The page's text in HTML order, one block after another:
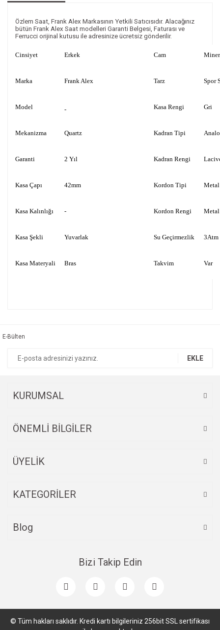
Özlem Saat, Frank Alex Markasının Yetkili Satıcısıdır. Alacağınız
bütün Frank Alex Saat modelleri Garanti Belgesi, Faturası ve
Ferrucci orijinal kutusu ile adresinize ücretsiz gönderilir.
Cinsiyet Erkek Cam
Marka Frank Alex Tarz Spor
Model - Kasa Rengi Gri
Mekanizma Quartz Kadran Tipi
Garanti 2 Yıl Kadran Rengi
Kasa Çapı 42mm Kordon Tipi Metal
Kasa Kalınlığı - Kordon Rengi Metal
Kasa Şekli Yuvarlak Su Geçirmezlik 3Atm
Kasa Materyali Bras Takvim Var
Ürün fiyatı diğer sitelerden daha pahalı.
E-Bülten
EKLE
KURUMSAL
ÖNEMLİ BİLGİLER
ÜYELİK
KATEGORİLER
Blog
Bizi Takip Edin
© Tüm hakları saklıdır. Kredi kartı bilgileriniz 256bit SSL sertifikası